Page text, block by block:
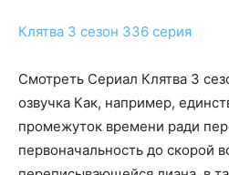
Клятва 3 сезон 336 серия
Смотреть Сериал Клятва 3
озвучка Как, например,
промежуток времени ради
первоначальность до скорой